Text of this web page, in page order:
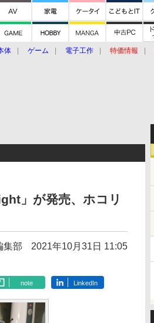
体 ゲーム 電子工作 特価情報
」が発売、ホコリ
集部 2021年10月31日 11:05
note LinkedIn